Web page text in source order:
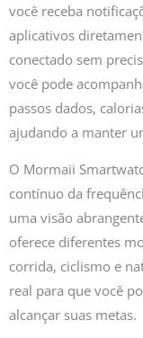
você receba
aplicativos
conectado sem
você pode
passos dados,
ajudando a manter
O Mormaii
contínuo da
uma visão
oferece diferentes
corrida, ciclismo e
real para que você
alcançar suas metas.